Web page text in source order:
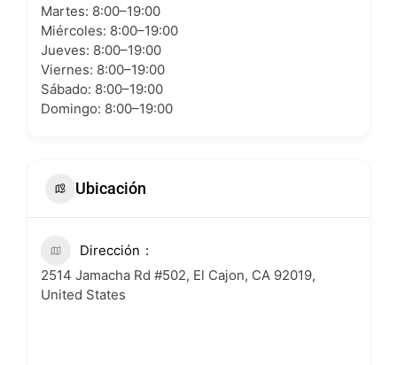
Martes: 8:00–19:00
Miércoles: 8:00–19:00
Jueves: 8:00–19:00
Viernes: 8:00–19:00
Sábado: 8:00–19:00
Domingo: 8:00–19:00
Ubicación
Dirección
2514 Jamacha Rd #502, El Cajon, CA 92019,
United States